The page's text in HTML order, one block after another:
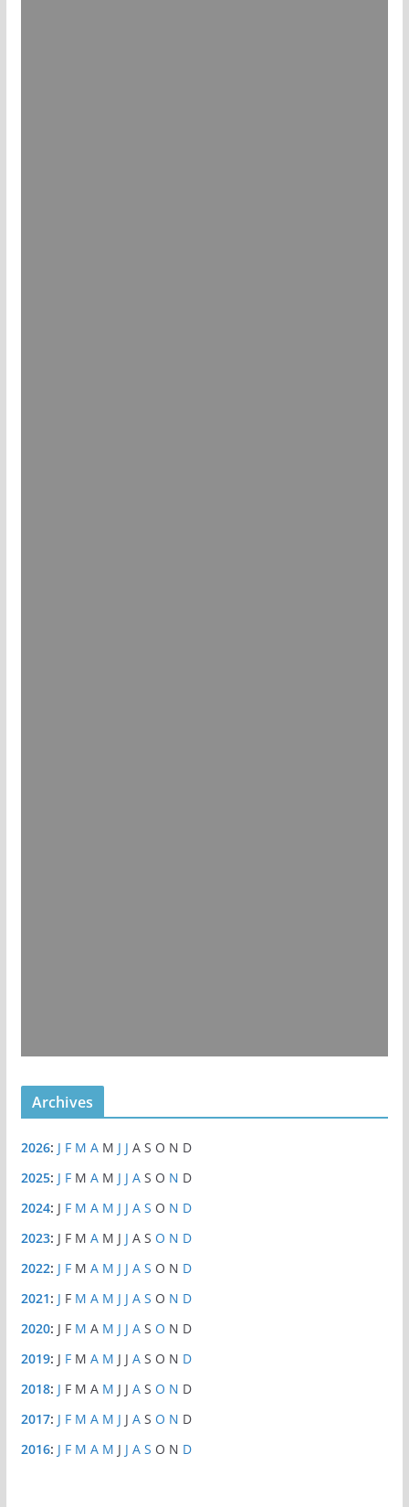
Archives
2026: J F M A M J J A S O N D
2025: J F M A M J J A S O N D
2024: J F M A M J J A S O N D
2023: J F M A M J J A S O N D
2022: J F M A M J J A S O N D
2021: J F M A M J J A S O N D
2020: J F M A M J J A S O N D
2019: J F M A M J J A S O N D
2018: J F M A M J J A S O N D
2017: J F M A M J J A S O N D
2016: J F M A M J J A S O N D